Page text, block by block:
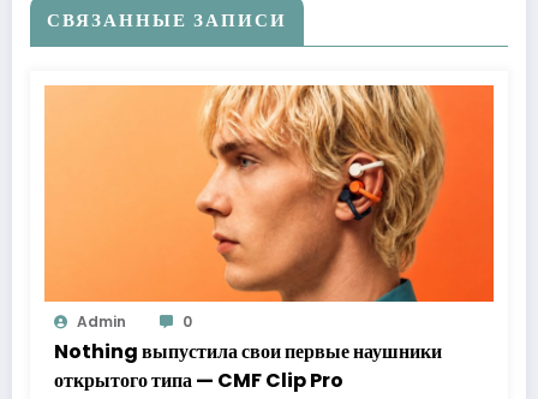
СВЯЗАННЫЕ ЗАПИСИ
Admin 0
Nothing выпустила свои первые наушники
открытого типа — CMF Clip Pro